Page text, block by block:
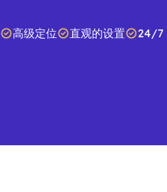
高级定位 直观的设置 24/7